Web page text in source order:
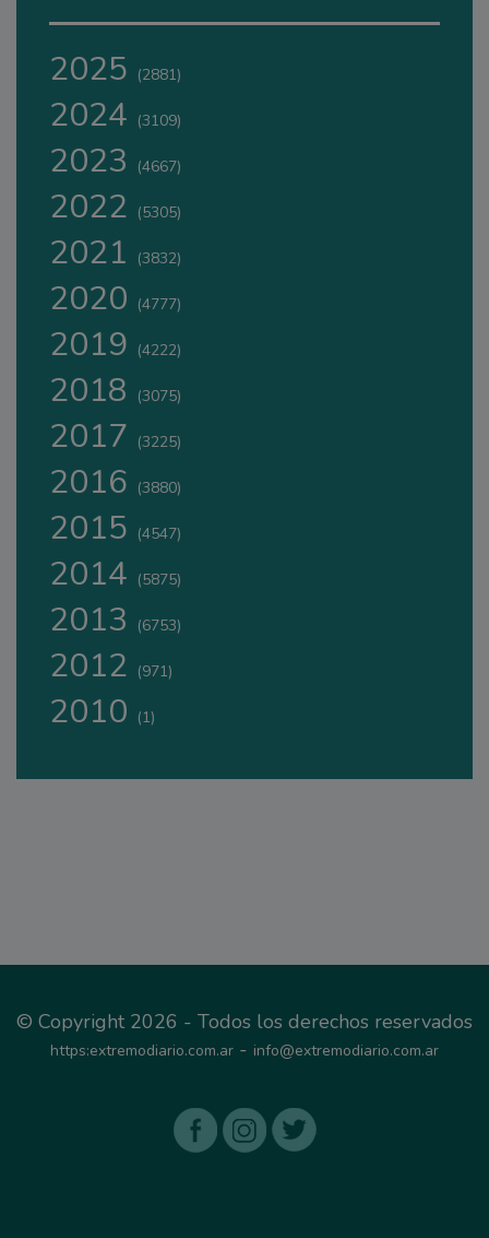
2025 (2881)
2024 (3109)
2023 (4667)
2022 (5305)
2021 (3832)
2020 (4777)
2019 (4222)
2018 (3075)
2017 (3225)
2016 (3880)
2015 (4547)
2014 (5875)
2013 (6753)
2012 (971)
2010 (1)
© Copyright 2026 - Todos los derechos reservados
https:extremodiario.com.ar - info@extremodiario.com.ar